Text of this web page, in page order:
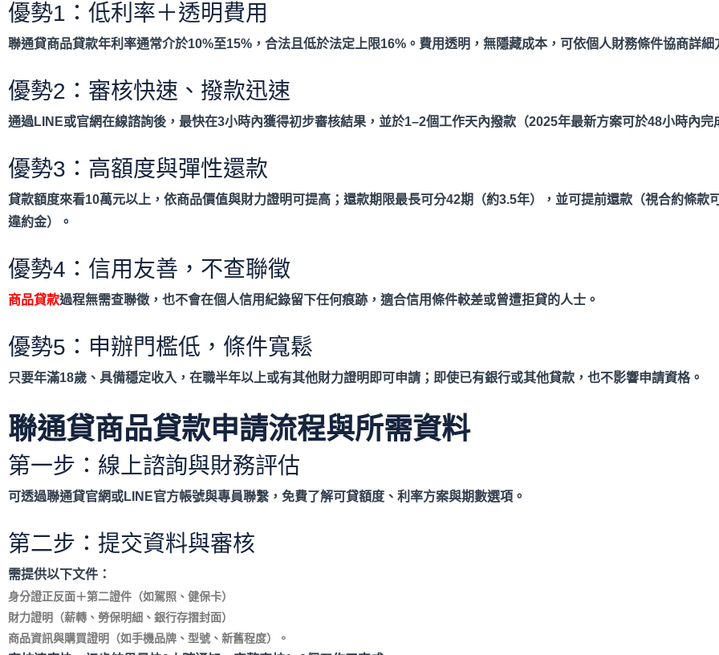
優勢1：低利率＋透明費用
聯通貸商品貸款年利率通常介於10%至15% ，合法且低於法定上限16% 。費用透明，無隱藏成本，可依個人財務條件協商詳細
優勢2：審核快速、撥款迅速
通過LINE或官網在線諮詢後，最快在3小時內獲得初步審核結果，並於1–2個工作天內撥款（2025年最新方案可於48小時內完
優勢3：高額度與彈性還款
貸款額度來看10萬元以上，依商品價值與財力證明可提高；還款期限最長可分42期（約3.5年），並可提前還款（視合約條款
違約金）。
優勢4：信用友善，不查聯徵
商品貸款過程無需查聯徵，也不會在個人信用紀錄留下任何痕跡，適合信用條件較差或曾遭拒貸的人士。
優勢5：申辦門檻低，條件寬鬆
只要年滿18歲、具備穩定收入，在職半年以上或有其他財力證明即可申請；即使已有銀行或其他貸款，也不影響申請資格。
聯通貸商品貸款申請流程與所需資料
第一步：線上諮詢與財務評估
可透過聯通貸官網或LINE官方帳號與專員聯繫，免費了解可貸額度、利率方案與期數選項。
第二步：提交資料與審核
需提供以下文件：
身分證正反面＋第二證件（如駕照、健保卡）
財力證明（薪轉、勞保明細、銀行存摺封面）
商品資訊與購買證明（如手機品牌、型號、新舊程度）。